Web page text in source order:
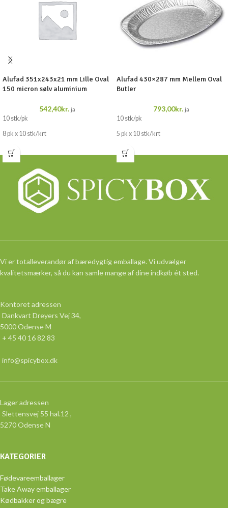
Alufad 351x243x21 mm Lille Oval
150 micron sølv aluminium
542,40kr. ja
10 stk/pk
8 pk x 10 stk/krt
Alufad 430×287 mm Mellem Oval
Butler
793,00kr. ja
10 stk/pk
5 pk x 10 stk/krt
Vi er totalleverandør af bæredygtig emballage. Vi udvælger
kvalitetsmærker, så du kan samle mange af dine indkøb ét sted.
Kontoret adressen
Dankvart Dreyers Vej 34,
5000 Odense M
+ 45 40 16 82 83
info@spicybox.dk
Lager adressen
Slettensvej 55 hal.12 ,
5270 Odense N
KATEGORIER
Fødevareemballager
Take Away emballager
Kødbakker og bægre